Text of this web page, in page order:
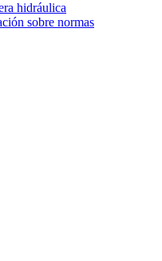
hidráulica
sobre normas